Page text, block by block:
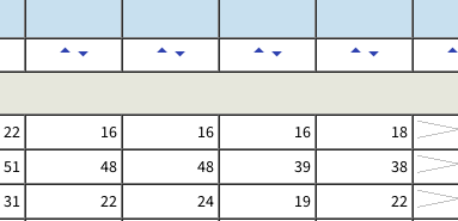
22 16 16 16
18
51 48 48 39
38
31 22 24 19
22